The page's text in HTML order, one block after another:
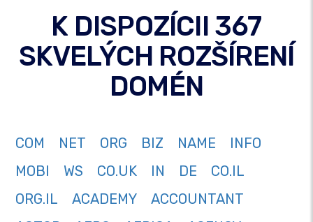
K DISPOZÍCII 367
SKVELÝCH ROZŠÍRENÍ
DOMÉN
COM NET ORG BIZ NAME
INFO
MOBI
WS CO.UK IN DE
CO.IL
ORG.IL
ACADEMY
ACCOUNTANT